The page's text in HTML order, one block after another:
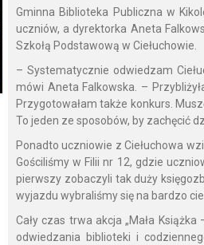
Gminna Biblioteka Publiczna w
uczniów, a dyrektorka Aneta
Szkołą Podstawową w Ciełuchowie.
– Systematycznie odwiedzam
mówi Aneta Falkowska. –
Przygotowałam także konkurs.
To jeden ze sposobów, by zachęcić
Ponadto uczniowie z Ciełuchowa
Gościliśmy w Filii nr 12, gdzie
pierwszy zobaczyli tak duży
wyjazdu wybraliśmy się na bardzo
Cały czas trwa akcja „Mała
odwiedzania biblioteki i